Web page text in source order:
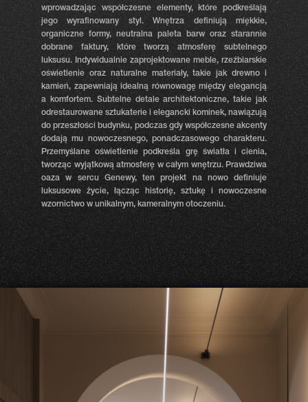
wprowadzając współczesne elementy, które podkreślają
jego wyrafinowany styl.Wnętrza definiują miękkie,
organiczne formy, neutralna paleta barw oraz starannie
dobrane faktury, które tworzą atmosferę subtelnego
luksusu. Indywidualnie zaprojektowane meble, rzeźbiarskie
oświetlenie oraz naturalne materiały, takie jak drewno i
kamień, zapewniają idealną równowagę między elegancją
a komfortem. Subtelne detale architektoniczne, takie jak
odrestaurowane sztukaterie i elegancki kominek, nawiązują
do przeszłości budynku, podczas gdy współczesne akcenty
dodają mu nowoczesnego, ponadczasowego charakteru.
Przemyślane oświetlenie podkreśla grę światła i cienia,
tworząc wyjątkową atmosferę w całym wnętrzu. Prawdziwa
oaza w sercu Genewy, ten projekt na nowo definiuje
luksusowe życie, łącząc historię, sztukę i nowoczesne
wzornictwo w unikalnym, kameralnym otoczeniu.